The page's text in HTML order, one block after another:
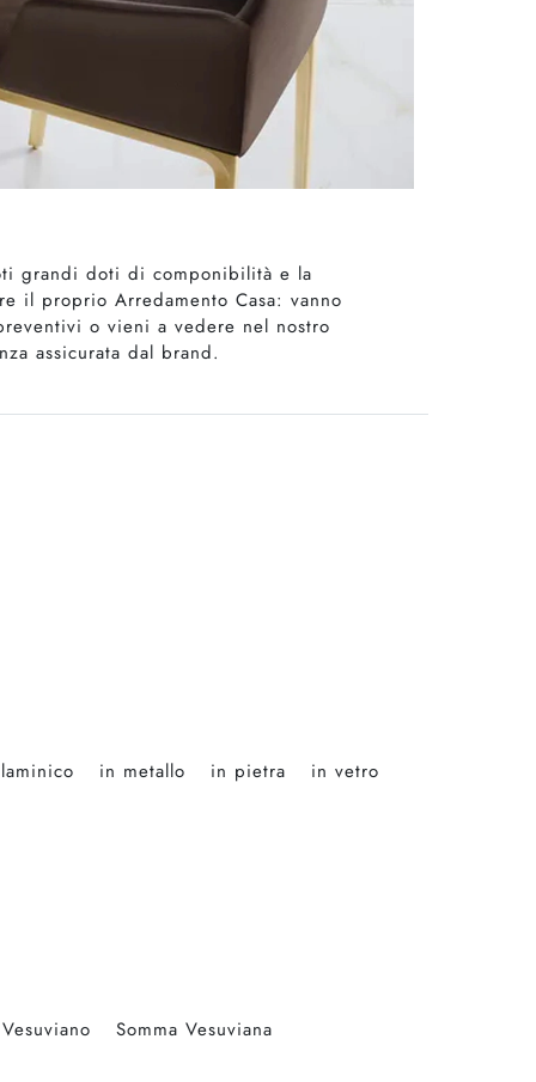
grandi doti di componibilità e la
il proprio Arredamento Casa: vanno
o vieni a vedere nel nostro
assicurata dal brand.
in metallo in pietra in vetro
Somma Vesuviana